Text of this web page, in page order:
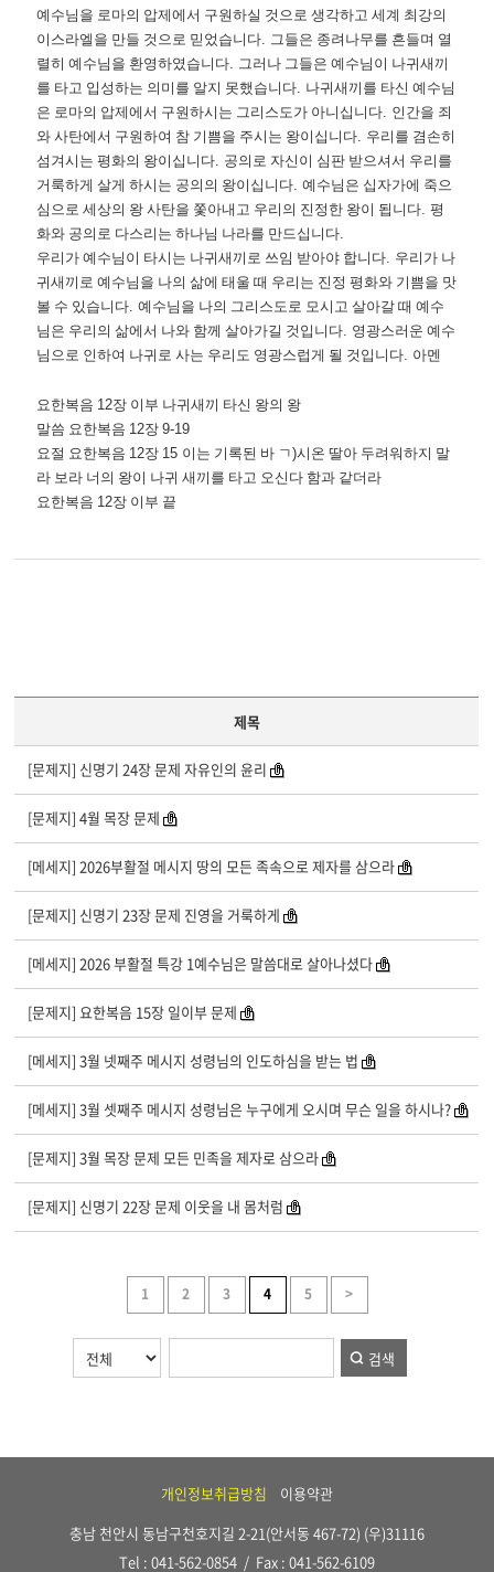
예수님을 로마의 압제에서 구원하실 것으로 생각하고 세계 최강의
이스라엘을 만들 것으로 믿었습니다. 그들은 종려나무를 흔들며 열
렬히 예수님을 환영하였습니다. 그러나 그들은 예수님이 나귀새끼
를 타고 입성하는 의미를 알지 못했습니다. 나귀새끼를 타신 예수님
은 로마의 압제에서 구원하시는 그리스도가 아니십니다. 인간을 죄
와 사탄에서 구원하여 참 기쁨을 주시는 왕이십니다. 우리를 겸손히
섬겨시는 평화의 왕이십니다. 공의로 자신이 심판 받으셔서 우리를
거룩하게 살게 하시는 공의의 왕이십니다.예수님은 십자가에 죽으
심으로 세상의 왕 사탄을 쫓아내고 우리의 진정한 왕이 됩니다.평
화와 공의로 다스리는 하나님 나라를 만드십니다.
우리가 예수님이 타시는 나귀새끼로 쓰임 받아야 합니다. 우리가 나
귀새끼로 예수님을 나의 삶에 태울 때 우리는 진정 평화와 기쁨을 맛
볼 수 있습니다.예수님을 나의 그리스도로 모시고 살아갈 때 예수
님은 우리의 삶에서 나와 함께 살아가길 것입니다. 영광스러운 예수
님으로 인하여 나귀로 사는 우리도 영광스럽게 될 것입니다. 아멘
요한복음 12장 이부 나귀새끼 타신 왕의 왕
말씀 요한복음 12장9-19
요절 요한복음 12장 15 이는 기록된 바 ㄱ)시온 딸아 두려워하지 말
라 보라 너의 왕이 나귀 새끼를 타고 오신다 함과 같더라
요한복음 12장 이부 끝
제목
[문제지] 신명기 24장 문제 자유인의 윤리
[문제지] 4월 목장 문제
[메세지] 2026부활절 메시지 땅의 모든 족속으로 제자를 삼으라
[문제지] 신명기 23장 문제 진영을 거룩하게
[메세지] 2026 부활절 특강 1예수님은 말씀대로 살아나셨다
[문제지] 요한복음 15장 일이부 문제
[메세지] 3월 넷째주 메시지 성령님의 인도하심을 받는 법
[메세지] 3월 셋째주 메시지 성령님은 누구에게 오시며 무슨 일을 하시나?
[문제지] 3월 목장 문제 모든 민족을 제자로 삼으라
[문제지] 신명기 22장 문제 이웃을 내 몸처럼
1 2 3 4 5 >
검색
개인정보취급방침
이용약관
충남 천안시 동남구천호지길 2-21(안서동 467-72) (우)31116
Tel : 041-562-0854 / Fax : 041-562-6109